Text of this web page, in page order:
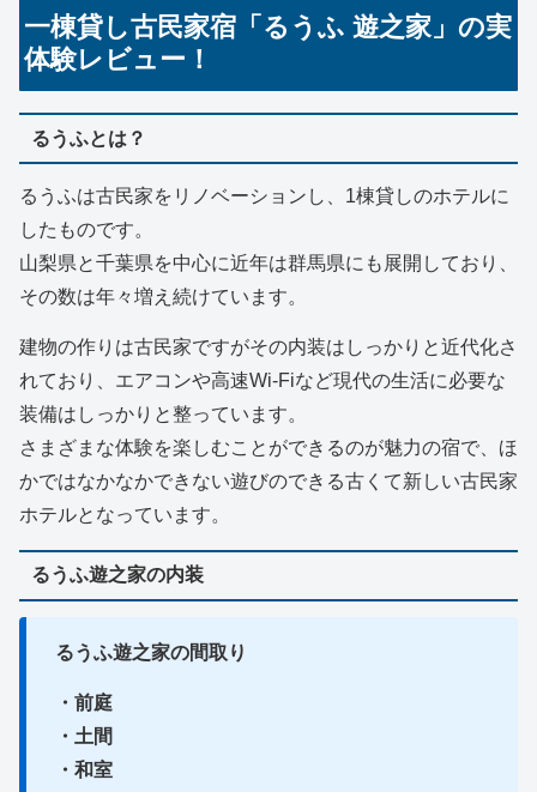
一棟貸し古民家宿「るうふ 遊之家」の実
体験レビュー！
るうふとは？
るうふは古民家をリノベーションし、1棟貸しのホテルに
したものです。
山梨県と千葉県を中心に近年は群馬県にも展開しており、
その数は年々増え続けています。
建物の作りは古民家ですがその内装はしっかりと近代化さ
れており、エアコンや高速Wi-Fiなど現代の生活に必要な
装備はしっかりと整っています。
さまざまな体験を楽しむことができるのが魅力の宿で、ほ
かではなかなかできない遊びのできる古くて新しい古民家
ホテルとなっています。
るうふ遊之家の内装
るうふ遊之家の間取り
・前庭
・土間
・和室